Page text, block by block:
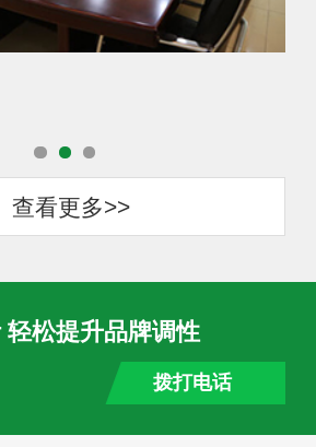
查看更多>>
松提升品牌调性
拨打电话